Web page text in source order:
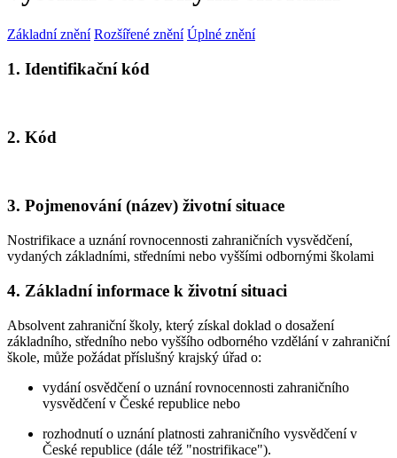
Základní znění Rozšířené znění Úplné znění
1. Identifikační kód
2. Kód
3. Pojmenování (název) životní situace
Nostrifikace a uznání rovnocennosti zahraničních vysvědčení,
vydaných základními, středními nebo vyššími odbornými školami
4. Základní informace k životní situaci
Absolvent zahraniční školy, který získal doklad o dosažení
základního, středního nebo vyššího odborného vzdělání v zahraniční
škole, může požádat příslušný krajský úřad o:
vydání osvědčení o uznání rovnocennosti zahraničního
vysvědčení v České republice nebo
rozhodnutí o uznání platnosti zahraničního vysvědčení v
České republice (dále též "nostrifikace").